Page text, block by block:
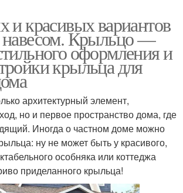
и красивых вариантов
навесом. Крыльцо —
оформления и
крыльца для
архитектурный элемент,
но и первое пространство дома, где
Иногда о частном доме можно
ну не может быть у красивого,
особняка или коттеджа
приделанного крыльца!